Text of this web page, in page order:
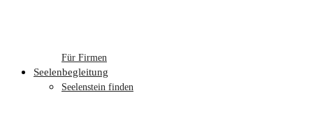
Für Firmen
Seelenbegleitung
Seelenstein finden